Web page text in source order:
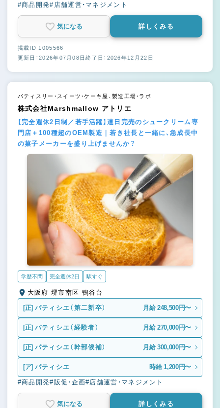
#商品開発#店舗運営・マネジメント
気になる 詳しくみる
掲載ID 1005566
更新日：2026年07月08日終了日：2026年12月22日
パティスリー・スイーツ・ケーキ屋、製造工場・ラボ
株式会社Marshmallow アトリエ
【完全週休2日制／若手活躍】連日完売のシュークリーム専
門店＋100種超のOEM製造｜若き社長と一緒に、急成長中
の菓子メーカーを盛り上げませんか？
学歴不問 完全週休2日 駅すぐ
大阪府 堺市南区 鴨谷台
[正] パティシエ（第二新卒） 月給 248,500円〜
[正] パティシエ（経験者） 月給 270,000円〜
[正] パティシエ（幹部候補） 月給 300,000円〜
[ア] パティシエ 時給 1,200円〜
#商品開発#販促・企画#店舗運営・マネジメント
気になる 詳しくみる